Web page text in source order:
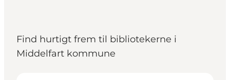
Find hurtigt frem til bibliotekerne i
Middelfart kommune